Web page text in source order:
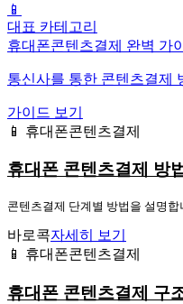
📱
대표 카테고리
휴대폰콘텐츠결제 완벽 가
통신사를 통한 콘텐츠결제
가이드 보기
📱 휴대폰콘텐츠결제
휴대폰 콘텐츠결제 방
콘텐츠결제 단계별 방법을 설명합
바로콕자세히 보기
📱 휴대폰콘텐츠결제
휴대폰 콘텐츠결제 구